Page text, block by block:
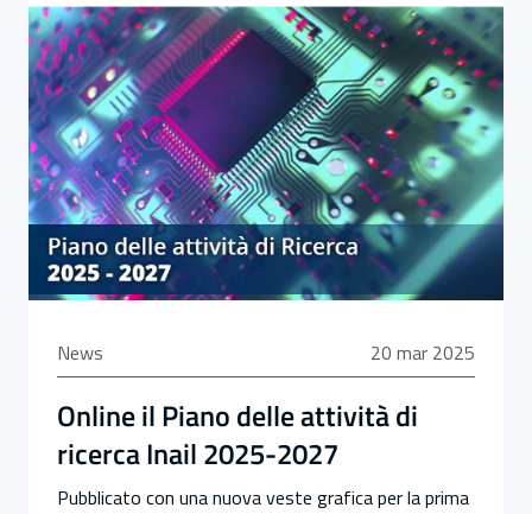
News 20 marzo 2025
20 mar 2025
Online il Piano delle attività di
ricerca Inail 2025-2027
Pubblicato con una nuova veste grafica per la prima